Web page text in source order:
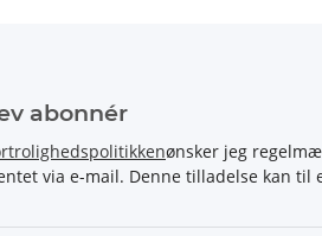
abonnér
ønsker jeg
via e-mail. Denne tilladelse kan til